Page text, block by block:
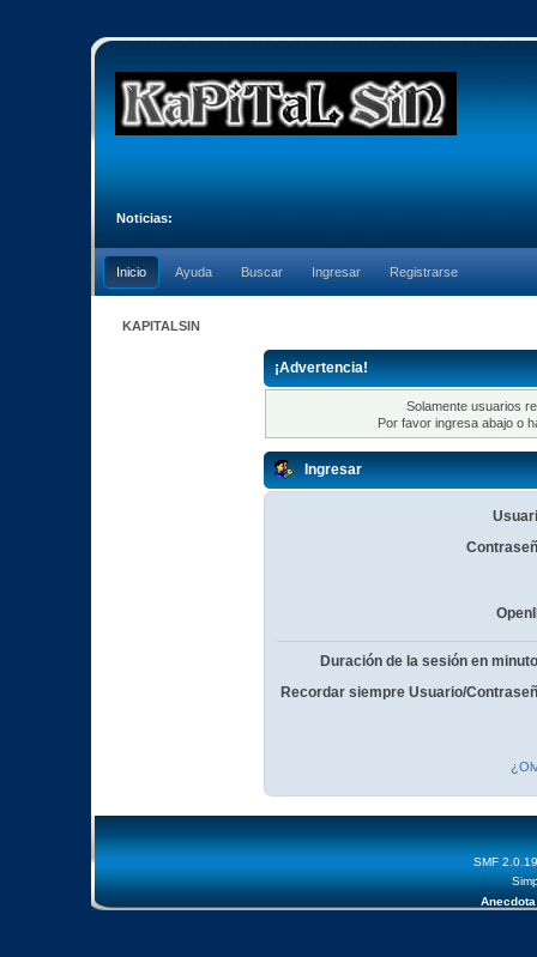
Noticias:
Inicio Ayuda Buscar Ingresar Registrarse
KAPITALSIN
¡Advertencia!
Solamente usuarios
Por favor ingresa abajo o
Ingresar
Duración de la sesión en
Recordar siempre Usuario/
SMF 2.0.19
Anecdota